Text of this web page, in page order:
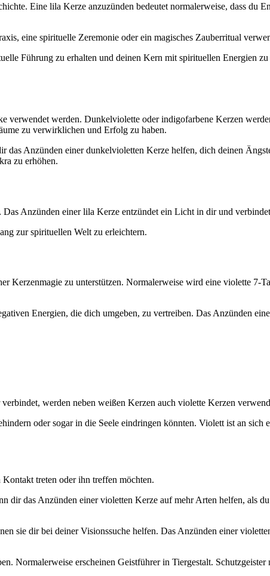
Eine lila Kerze anzuzünden bedeutet normalerweise, dass du
eine spirituelle Zeremonie oder ein magisches Zauberritual
Führung zu erhalten und deinen Kern mit spirituellen Energien
werden. Dunkelviolette oder indigofarbene Kerzen
zu verwirklichen und Erfolg zu haben.
Anzünden einer dunkelvioletten Kerze helfen, dich deinen
zu erhöhen.
Anzünden einer lila Kerze entzündet ein Licht in dir und
zur spirituellen Welt zu erleichtern.
Kerzenmagie zu unterstützen. Normalerweise wird eine violette 7-
Energien, die dich umgeben, zu vertreiben. Das Anzünden
werden neben weißen Kerzen auch violette Kerzen
oder sogar in die Seele eindringen könnten. Violett ist an sich
treten oder ihn treffen möchten.
dir das Anzünden einer violetten Kerze auf mehr Arten helfen, als
sie dir bei deiner Visionssuche helfen. Das Anzünden einer
Normalerweise erscheinen Geistführer in Tiergestalt.